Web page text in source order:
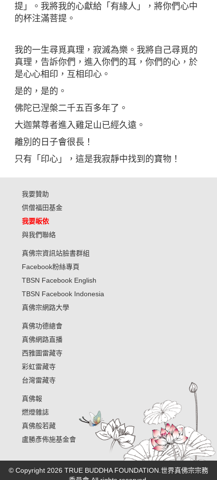
提」。我將我的心獻給「有緣人」，將你們心中
的杯注滿菩提。
我的一生尋覓真理，寂滅為樂。我將自己尋覓的
真理，告訴你們，進入你們的耳，你們的心，於
是心心相印，互相印心。
是的，是的。
佛陀已涅槃二千五百多年了。
大迦葉尊者進入雞足山已經久遠。
離別的日子會很長！
只有「印心」，這是我寂靜中找到的寶物！
我要贊助
供僧福田基金
我要皈依
與我們聯絡
真佛宗資訊站臉書群組
Facebook粉絲專頁
TBSN Facebook English
TBSN Facebook Indonesia
真佛宗網路大學
真佛功德總會
真佛網路直播
西雅圖雷藏寺
彩虹雷藏寺
台灣雷藏寺
真佛報
燃燈雜誌
真佛般若藏
盧勝彥佈施基金會
© Copyright 2026 TRUE BUDDHA FOUNDATION.世界真佛宗宗務